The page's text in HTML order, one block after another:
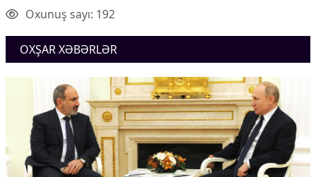
Oxunuş sayı: 192
OXŞAR XƏBƏRLƏR